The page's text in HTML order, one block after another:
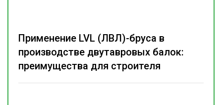
Применение LVL (ЛВЛ)-бруса в
производстве двутавровых балок:
преимущества для строителя